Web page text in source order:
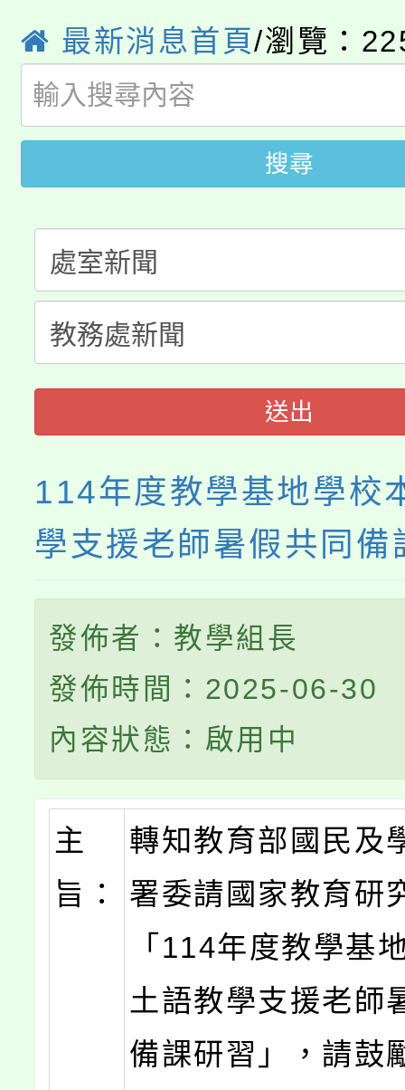
系所師生報名參加。
版
公告本校115學年度第
代理(課)教師甄選結果(
「2026金融保險知識
車」活動
桃園市115學年度學生
生本土語及新住民語歌
公告本校115學年度第
代理(課)教師甄選結果(
公告本校115學年度第
代理(課)教師甄選結果(
轉知中國文化大學推廣
《TA101》溝通分析基
程，歡迎學生輔導中心
心理、諮商輔導、社會
系所師生報名參加。
轉知苗栗縣政府辦理
縣市「校園短影音徵選
門員」簡章及活動海報
最新消息首頁/瀏覽：
搜尋
送出
114年度教學基地學校
學支援老師暑假共同備
發佈者：教學組長
發佈時間：2025-06-30
內容狀態：啟用中
主
旨：
轉知教育部國民及
署委請國家教育研
「114年度教學基
土語教學支援老師
備課研習」，請鼓